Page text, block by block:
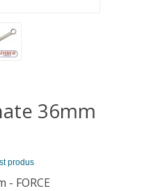
36mm
produs
- FORCE